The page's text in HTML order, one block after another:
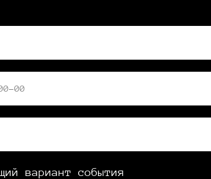
вариант события